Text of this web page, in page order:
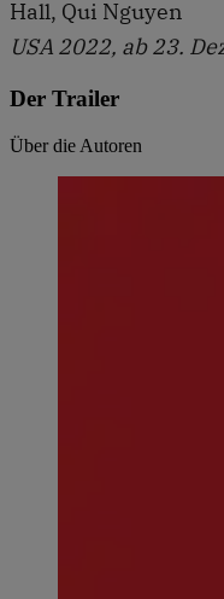
Hall, Qui Nguyen
USA 2022, ab 23.
Der Trailer
Über die Autoren